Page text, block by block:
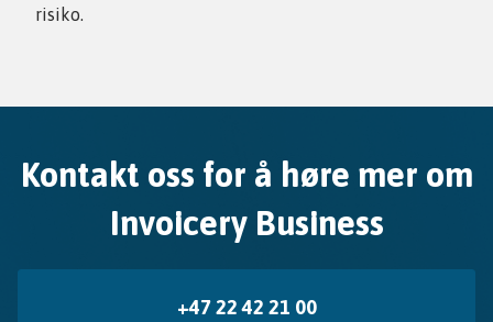
risiko.
Kontakt oss for å høre mer om
Invoicery Business
+47 22 42 21 00